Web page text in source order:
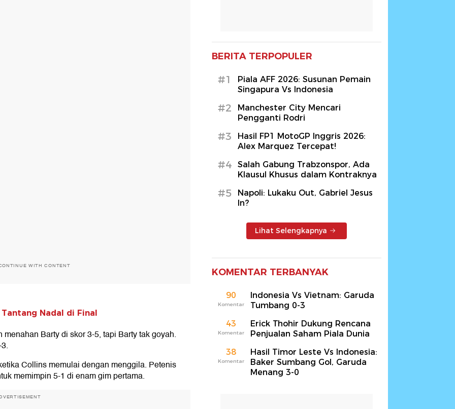
WITH CONTENT
Nadal di Final
Barty di skor 3-5, tapi Barty tak goyah.
Collins memulai dengan menggila. Petenis
memimpin 5-1 di enam gim pertama.
BERITA TERPOPULER
#1
Piala AFF 2026: Susunan Pemain
Singapura Vs Indonesia
#2
Manchester City Mencari
Pengganti Rodri
#3
Hasil FP1 MotoGP Inggris 2026:
Alex Marquez Tercepat!
#4
Salah Gabung Trabzonspor, Ada
Klausul Khusus dalam Kontraknya
#5
Napoli: Lukaku Out, Gabriel Jesus
In?
Lihat Selengkapnya
KOMENTAR TERBANYAK
90
Komentar
Indonesia Vs Vietnam: Garuda
Tumbang 0-3
43
Komentar
Erick Thohir Dukung Rencana
Penjualan Saham Piala Dunia
38
Komentar
Hasil Timor Leste Vs Indonesia:
Baker Sumbang Gol, Garuda
Menang 3-0